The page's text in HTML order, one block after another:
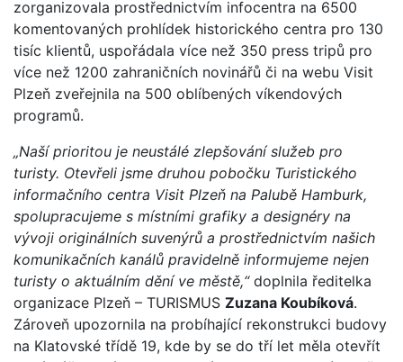
zorganizovala prostřednictvím infocentra na 6500
komentovaných prohlídek historického centra pro 130
tisíc klientů, uspořádala více než 350 press tripů pro
více než 1200 zahraničních novinářů či na webu Visit
Plzeň zveřejnila na 500 oblíbených víkendových
programů.
„Naší prioritou je neustálé zlepšování služeb pro
turisty. Otevřeli jsme druhou pobočku Turistického
informačního centra Visit Plzeň na Palubě Hamburk,
spolupracujeme s místními grafiky a designéry na
vývoji originálních suvenýrů a prostřednictvím našich
komunikačních kanálů pravidelně informujeme nejen
turisty o aktuálním dění ve městě,“doplnila ředitelka
organizace Plzeň – TURISMUS Zuzana Koubíková.
Zároveň upozornila na probíhající rekonstrukci budovy
na Klatovské třídě 19, kde by se do tří let měla otevřít